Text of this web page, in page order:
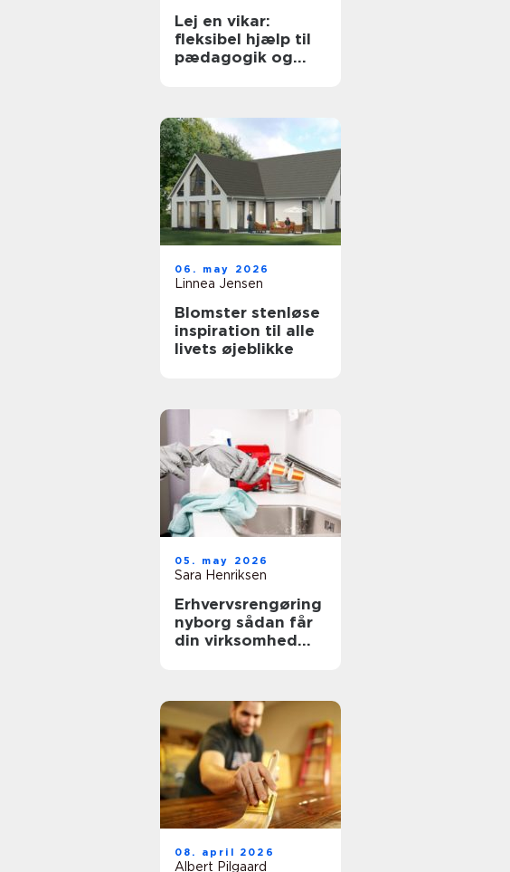
Lej en vikar:
fleksibel hjælp til
pædagogik og
06. may 2026
Linnea Jensen
Blomster stenløse
inspiration til alle
livets øjeblikke
05. may 2026
Sara Henriksen
Erhvervsrengøring
nyborg sådan får
din virksomhed
08. april 2026
Albert Pilgaard